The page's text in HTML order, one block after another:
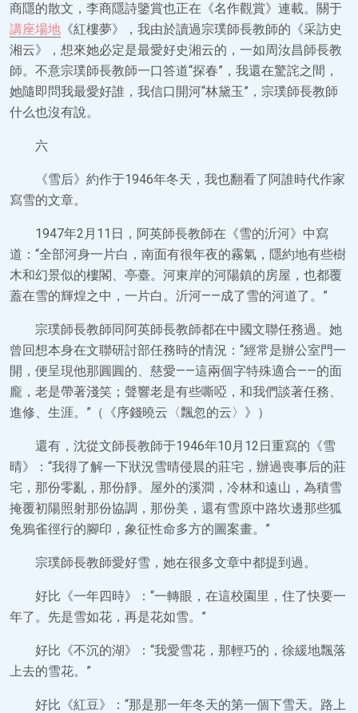
商隱的散文，李商隱詩鑒賞也正在《名作觀賞》連載。關于
講座場地 《紅樓夢》，我由於讀過宗璞師長教師的《采訪史
湘云》，想來她必定是最愛好史湘云的，一如周汝昌師長教
師。不意宗璞師長教師一口答道“探春”，我還在驚詫之間，
她隨即問我最愛好誰，我信口開河“林黛玉”，宗璞師長教師
什么也沒有說。
六
《雪后》約作于1946年冬天，我也翻看了阿誰時代作家
寫雪的文章。
1947年2月11日，阿英師長教師在《雪的沂河》中寫
道：“全部河身一片白，南面有很年夜的霧氣，隱約地有些樹
木和幻景似的樓閣、亭臺。河東岸的河陽鎮的房屋，也都覆
蓋在雪的輝煌之中，一片白。沂河——成了雪的河道了。”
宗璞師長教師同阿英師長教師都在中國文聯任務過。她
曾回想本身在文聯研討部任務時的情況：“經常是辦公室門一
開，便呈現他那圓圓的、慈愛——這兩個字特殊適合——的面
龐，老是帶著淺笑；聲響老是有些嘶啞，和我們談著任務、
進修、生涯。”（《序錢曉云〈飄忽的云〉》）
還有，沈從文師長教師于1946年10月12日重寫的《雪
晴》：“我得了解一下狀況雪晴侵晨的莊宅，辦過喪事后的莊
宅，那份零亂，那份靜。屋外的溪澗，冷林和遠山，為積雪
掩覆初陽照射那份協調，那份美，還有雪原中路坎邊那些狐
兔鴉雀徑行的腳印，象征性命多方的圖案畫。”
宗璞師長教師愛好雪，她在很多文章中都提到過。
好比《一年四時》：“一轉眼，在這校園里，住了快要一
年了。先是雪如花，再是花如雪。”
好比《不沉的湖》：“我愛雪花，那輕巧的，徐緩地飄落
上去的雪花。”
好比《紅豆》：“那是那一年冬天的第一個下雪天。路上